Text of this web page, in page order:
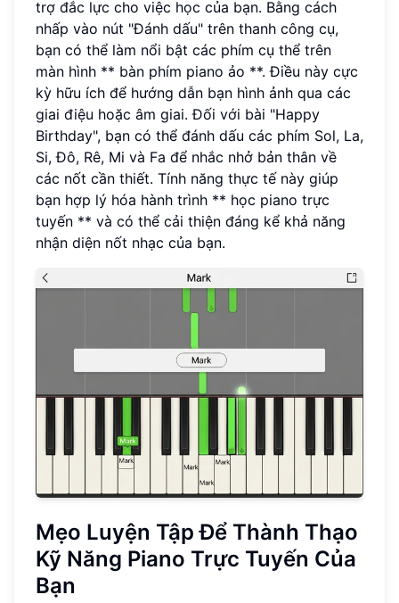
trợ đắc lực cho việc học của bạn. Bằng cách
nhấp vào nút "Đánh dấu" trên thanh công cụ,
bạn có thể làm nổi bật các phím cụ thể trên
màn hình ** bàn phím piano ảo **. Điều này cực
kỳ hữu ích để hướng dẫn bạn hình ảnh qua các
giai điệu hoặc âm giai. Đối với bài "Happy
Birthday", bạn có thể đánh dấu các phím Sol, La,
Si, Đô, Rê, Mi và Fa để nhắc nhở bản thân về
các nốt cần thiết. Tính năng thực tế này giúp
bạn hợp lý hóa hành trình ** học piano trực
tuyến ** và có thể cải thiện đáng kể khả năng
nhận diện nốt nhạc của bạn.
Mẹo Luyện Tập Để Thành Thạo
Kỹ Năng Piano Trực Tuyến Của
Bạn